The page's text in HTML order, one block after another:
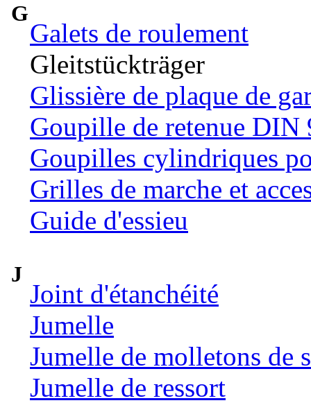
G
Galets de roulement
Gleitstückträger
Glissière de plaque de
Goupille de retenue DIN
Goupilles cylindriques
Grilles de marche et
Guide d'essieu
J
Joint d'étanchéité
Jumelle
Jumelle de molletons de
Jumelle de ressort